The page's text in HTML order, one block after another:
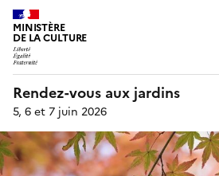
MINISTÈRE
DE LA CULTURE
Rendez-vous aux jardins
5, 6 et 7 juin 2026